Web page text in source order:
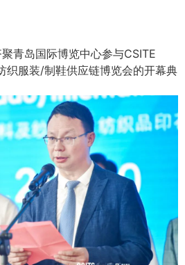
青岛国际博览中心参与CSITE
织服装/制鞋供应链博览会的开幕典